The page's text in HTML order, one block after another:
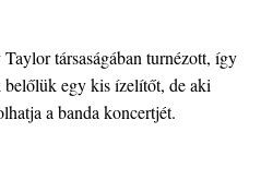
társaságában turnézott, így
belőlük egy kis ízelítőt, de aki
a banda koncertjét.